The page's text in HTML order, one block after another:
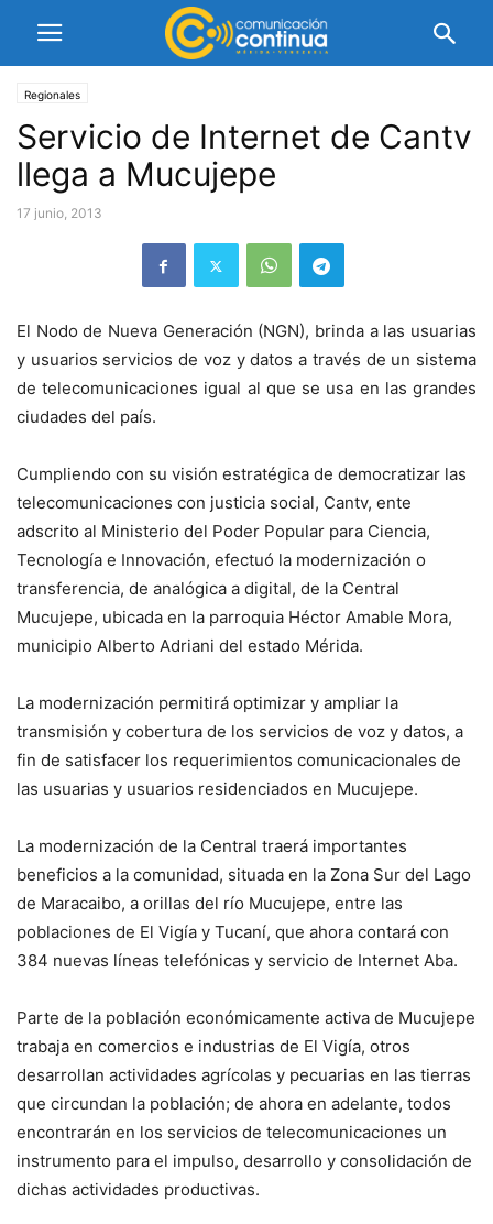
Regionales
Servicio de Internet de Cantv
llega a Mucujepe
17 junio, 2013
El Nodo de Nueva Generación (NGN), brinda a las usuarias
y usuarios servicios de voz y datos a través de un sistema
de telecomunicaciones igual al que se usa en las grandes
ciudades del país.
Cumpliendo con su visión estratégica de democratizar las
telecomunicaciones con justicia social, Cantv, ente
adscrito al Ministerio del Poder Popular para Ciencia,
Tecnología e Innovación, efectuó la modernización o
transferencia, de analógica a digital, de la Central
Mucujepe, ubicada en la parroquia Héctor Amable Mora,
municipio Alberto Adriani del estado Mérida.
La modernización permitirá optimizar y ampliar la
transmisión y cobertura de los servicios de voz y datos, a
fin de satisfacer los requerimientos comunicacionales de
las usuarias y usuarios residenciados en Mucujepe.
La modernización de la Central traerá importantes
beneficios a la comunidad, situada en la Zona Sur del Lago
de Maracaibo, a orillas del río Mucujepe, entre las
poblaciones de El Vigía y Tucaní, que ahora contará con
384 nuevas líneas telefónicas y servicio de Internet Aba.
Parte de la población económicamente activa de Mucujepe
trabaja en comercios e industrias de El Vigía, otros
desarrollan actividades agrícolas y pecuarias en las tierras
que circundan la población; de ahora en adelante, todos
encontrarán en los servicios de telecomunicaciones un
instrumento para el impulso, desarrollo y consolidación de
dichas actividades productivas.